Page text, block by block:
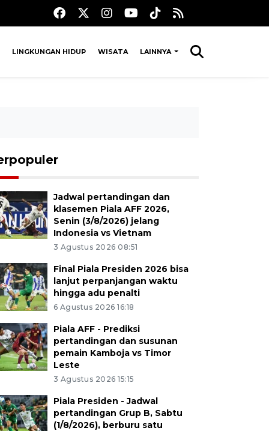
LINGKUNGAN HIDUP WISATA LAINNYA
Jadwal pertandingan dan
klasemen Piala AFF 2026,
Senin (3/8/2026) jelang
Indonesia vs Vietnam
3 Agustus 2026 08:51
Final Piala Presiden 2026 bisa
lanjut perpanjangan waktu
hingga adu penalti
6 Agustus 2026 16:18
Piala AFF - Prediksi
pertandingan dan susunan
pemain Kamboja vs Timor
Leste
3 Agustus 2026 15:15
Piala Presiden - Jadwal
pertandingan Grup B, Sabtu
(1/8/2026), berburu satu